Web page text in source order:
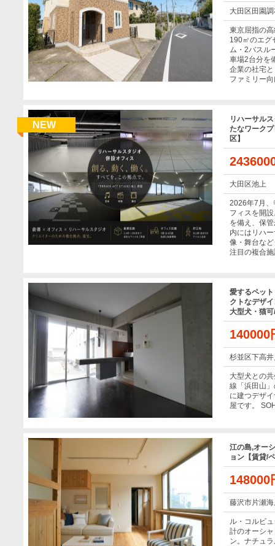
大田区田園
東京屈指の
190㎡のエグ
ム・2バスル
車場2台分を
企業の社宅
ファミリー
NEW
リハーサル
たなワーク
区】
大田区池上
2026年7月、
フィスを開
を備え、保
内にはリハ
像・舞台な
注目の複合
愛するペッ
クトなデザ
大型犬・猫
杉並区下高
大型犬との
線「浜田山
に建つデザ
屋です。
江の島,オー
ョン【賃貸/
藤沢市片瀬
ル・コルビ
計のオーシ
ン。ナチュ